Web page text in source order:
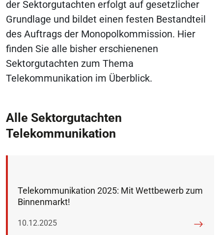
der Sektorgutachten erfolgt auf gesetzlicher
Grundlage und bildet einen festen Bestandteil
des Auftrags der Monopolkommission. Hier
finden Sie alle bisher erschienenen
Sektorgutachten zum Thema
Telekommunikation im Überblick.
Alle Sektorgutachten
Telekommunikation
Telekommunikation 2025: Mit Wettbewerb zum
Binnenmarkt!
Veröffentlicht am:
10.12.2025